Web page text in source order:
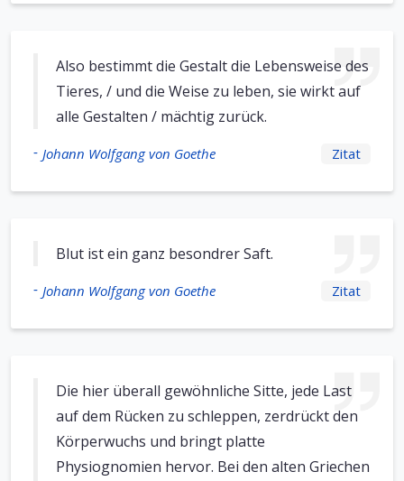
Also bestimmt die Gestalt die Lebensweise des
Tieres, / und die Weise zu leben, sie wirkt auf
alle Gestalten / mächtig zurück.
- Johann Wolfgang von Goethe Zitat
Blut ist ein ganz besondrer Saft.
- Johann Wolfgang von Goethe Zitat
Die hier überall gewöhnliche Sitte, jede Last
auf dem Rücken zu schleppen, zerdrückt den
Körperwuchs und bringt platte
Physiognomien hervor. Bei den alten Griechen